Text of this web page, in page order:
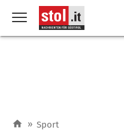
» Sport